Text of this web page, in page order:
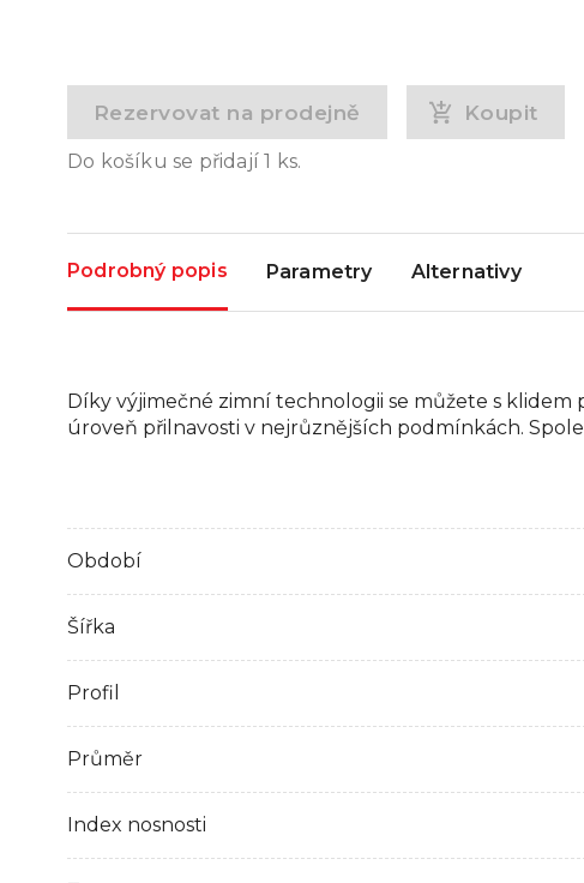
Rezervovat na prodejně Koupit
Do košíku se přidají1 ks.
Podrobný popis Parametry Alternativy
Díky výjimečné zimní technologii se můžete s klidem
úroveň přilnavosti v nejrůznějších podmínkách.
Období
Šířka
Profil
Průměr
Index nosnosti